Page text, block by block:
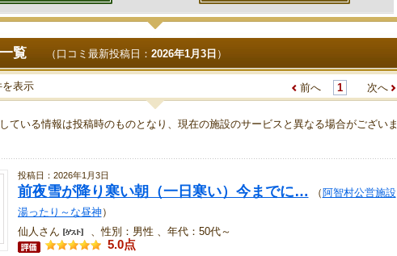
覧 （口コミ最新投稿日： 2026年1月3日 ）
表示 前へ 1 次へ
ている情報は投稿時のものとなり、現在の施設のサービスと異なる場合がございま
投稿日：2026年1月3日
前夜雪が降り寒い朝（一日寒い）今までに… （ 阿智村公営施設
湯ったり～な昼神）
仙人さん
、性別：男性 、年代：50代～
5.0点